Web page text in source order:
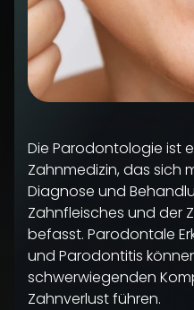
Die Parodontologie ist
Zahnmedizin, das sich
Diagnose und
Zahnfleisches und der
befasst. Parodontale
und Parodontitis
schwerwiegenden
Zahnverlust führen.